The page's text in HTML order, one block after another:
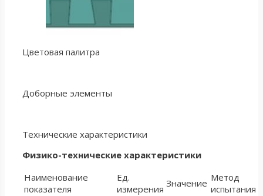
Цветовая палитра
Доборные элементы
Технические характеристики
Физико-технические характеристики
Наименование
показателя
Ед.
измерения Значение Метод
испытания